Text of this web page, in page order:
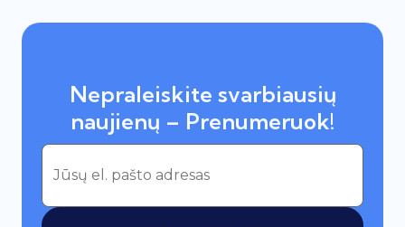
Nepraleiskite svarbiausių
naujienų – Prenumeruok!